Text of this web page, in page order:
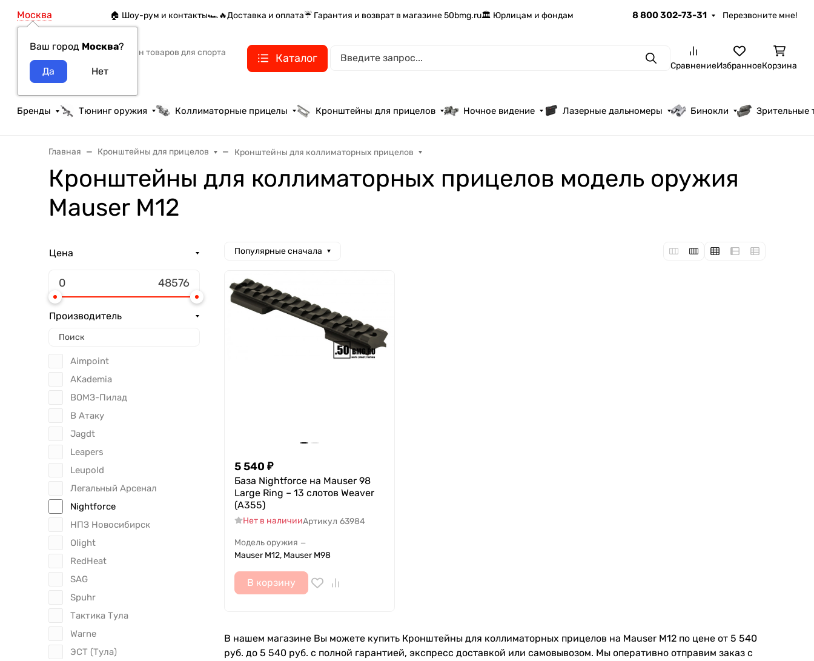
Москва
Ваш город Москва?
🏠 Шоу-рум и контакты🏎️🔥Доставка и оплата☔ Гарантия и возврат в магазине 50bmg.ru🏛️ Юрлицам и фондам 8 800 302-73-31 Перезвоните мне!
Интернет-магазин товаров для спорта
тактики и охоты
Каталог ПоискСравнениеИзбранноеКорзина
Бренды Тюнинг оружия Коллиматорные прицелы Кронштейны для прицелов Ночное видение Лазерные дальномеры Бинокли Зрительные
Главная Кронштейны для прицелов Кронштейны для коллиматорных прицелов
Кронштейны для коллиматорных прицелов модель оружия
Mauser M12
Цена
Производитель
Aimpoint
AKademia
ВОМЗ-Пилад
В Атаку
Jagdt
Leapers
Leupold
Легальный Арсенал
Nightforce
НПЗ Новосибирск
Olight
RedHeat
SAG
Spuhr
Тактика Тула
Warne
ЭСТ (Тула)
Популярные сначала
5 540 ₽
База Nightforce на Mauser 98
Large Ring – 13 слотов Weaver
(A355)
Нет в наличииАртикул 63984
Модель оружия —
Mauser M12, Mauser M98
В корзину
В нашем магазине Вы можете купить Кронштейны для коллиматорных прицелов на Mauser M12 по цене от 5 540
руб. до 5 540 руб. с полной гарантией, экспресс доставкой или самовывозом. Мы оперативно отправим заказ с